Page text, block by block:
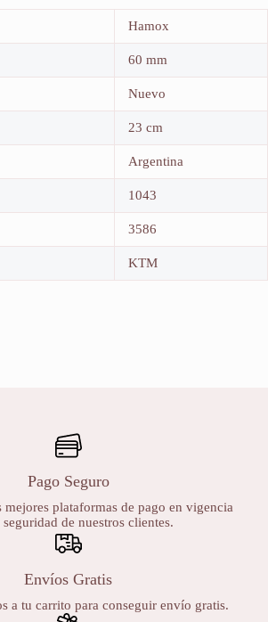
Hamox
60 mm
Nuevo
23 cm
Argentina
1043
3586
KTM
Pago Seguro
mejores plataformas de pago en vigencia
seguridad de nuestros clientes.
Envíos Gratis
a tu carrito para conseguir envío gratis.